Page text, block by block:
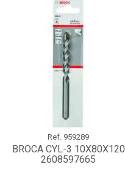
Ref. 959289
BROCA CYL-3 10X80X120
2608597665